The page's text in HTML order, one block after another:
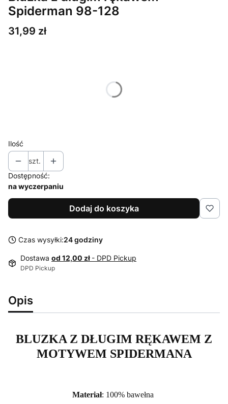
Spiderman 98-128
Cena
31,99 zł
Ilość
szt.
Dostępność:
na wyczerpaniu
Dodaj do koszyka
Czas wysyłki:24 godziny
Dostawa od 12,00 zł - DPD Pickup
DPD Pickup
Opis
BLUZKA Z DŁUGIM RĘKAWEM Z
MOTYWEM SPIDERMANA
Materiał: 100% bawełna